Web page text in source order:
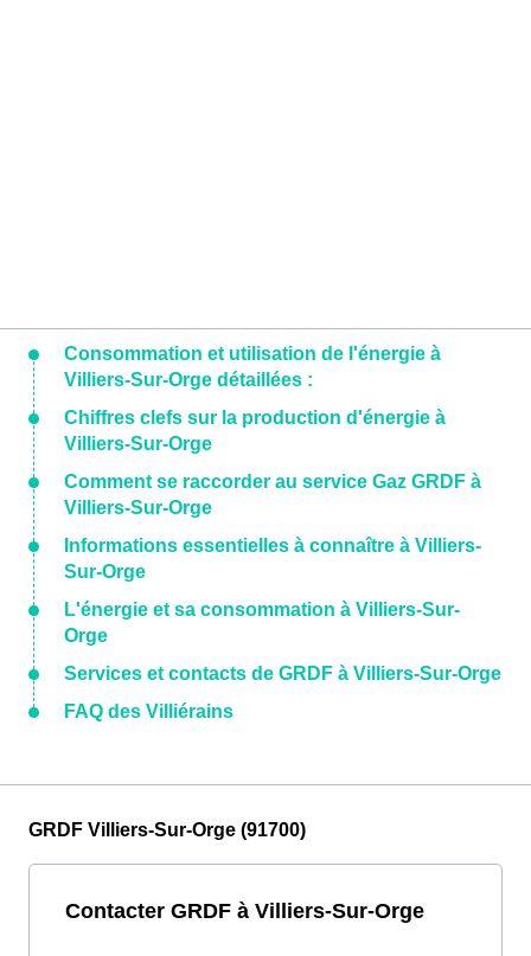
Consommation et utilisation de l'énergie à
Villiers-Sur-Orge détaillées :
Chiffres clefs sur la production d'énergie à
Villiers-Sur-Orge
Comment se raccorder au service Gaz GRDF à
Villiers-Sur-Orge
Informations essentielles à connaître à Villiers-
Sur-Orge
L'énergie et sa consommation à Villiers-Sur-
Orge
Services et contacts de GRDF à Villiers-Sur-Orge
FAQ des Villiérains
GRDF Villiers-Sur-Orge (91700)
Contacter GRDF à Villiers-Sur-Orge